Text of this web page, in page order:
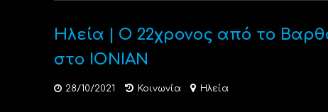
Ηλεία | Ο 22χρονος από το
στο ΙΟΝΙΑΝ
28/10/2021 Κοινωνία Ηλεία